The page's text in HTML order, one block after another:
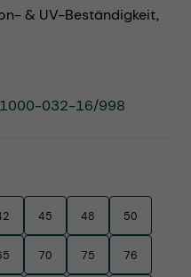
& UV-Beständigkeit,
45 48 50
ist zurzeit nicht verfügbar.)
70 75 76
032-16/998